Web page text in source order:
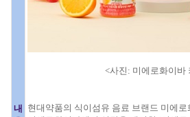
내
<사진: 미에로화이바
현대약품의 식이섬유 음료 브랜드 미에